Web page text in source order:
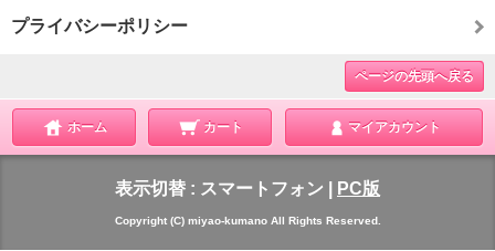
プライバシーポリシー
ページの先頭へ戻る
ホーム カート マイアカウント
表示切替 : スマートフォン PC版
Copyright (C) miyao-kumano All Rights Reserved.